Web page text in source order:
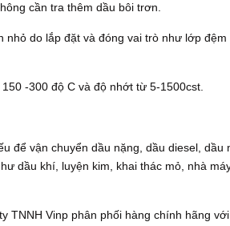
cần tra thêm dầu bôi trơn.
do lắp đặt và đóng vai trò như lớp đệm
-300 độ C và độ nhớt từ 5-1500cst.
để vận chuyển dầu nặng, dầu diesel, dầu
dầu khí, luyện kim, khai thác mỏ, nhà
TNNH Vinp phân phối hàng chính hãng với